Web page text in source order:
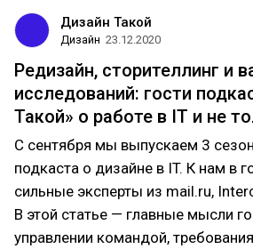
Дизайн Такой
Дизайн 23.12.2020
Редизайн, сторителлинг и
исследований: гости
Такой» о работе в IT и не
С сентября мы выпускаем 3
подкаста о дизайне в IT. К нам в
сильные эксперты из mail.ru,
В этой статье — главные мысли
управлении командой,